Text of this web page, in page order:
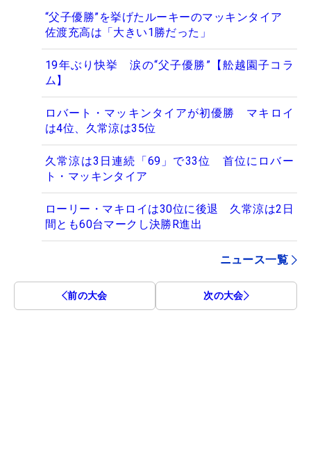
“父子優勝”を挙げたルーキーのマッキンタイア
佐渡充高は「大きい1勝だった」
19年ぶり快挙 涙の“父子優勝”【舩越園子コラ
ム】
ロバート・マッキンタイアが初優勝 マキロイ
は4位、久常涼は35位
久常涼は3日連続「69」で33位 首位にロバー
ト・マッキンタイア
ローリー・マキロイは30位に後退 久常涼は2日
間とも60台マークし決勝R進出
ニュース一覧
前の大会 次の大会